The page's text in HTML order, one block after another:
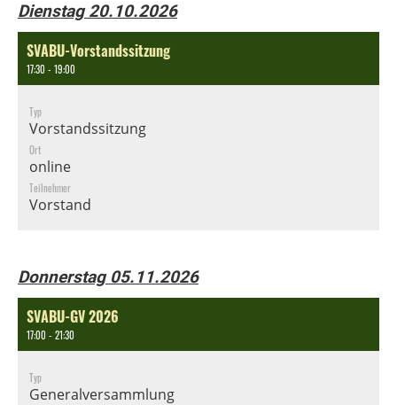
Dienstag 20.10.2026
SVABU-Vorstandssitzung
17:30 - 19:00
Typ
Vorstandssitzung
Ort
online
Teilnehmer
Vorstand
Donnerstag 05.11.2026
SVABU-GV 2026
17:00 - 21:30
Typ
Generalversammlung